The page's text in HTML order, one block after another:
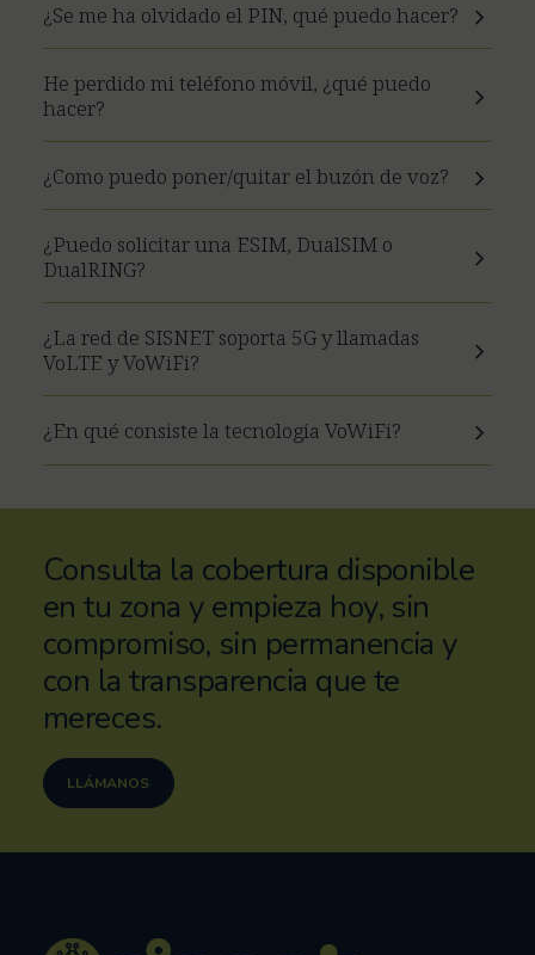
¿Se me ha olvidado el PIN, qué puedo hacer?
He perdido mi teléfono móvil, ¿qué puedo
hacer?
¿Como puedo poner/quitar el buzón de voz?
¿Puedo solicitar una ESIM, DualSIM o
DualRING?
¿La red de SISNET soporta 5G y llamadas
VoLTE y VoWiFi?
¿En qué consiste la tecnología VoWiFi?
Consulta la cobertura disponible
en tu zona y empieza hoy, sin
compromiso, sin permanencia y
con la transparencia que te
mereces.
LLÁMANOS